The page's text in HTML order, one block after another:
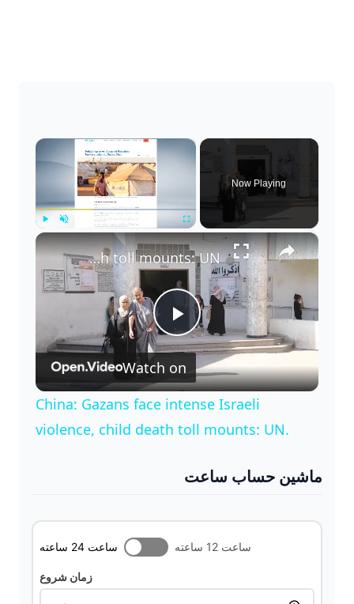
×
Now Playing
×
P
l
a
y
V
China: Gazans face intense Israeli violence, child death toll mounts: UN.
Watch on
China: Gazans face intense Israeli
violence, child death toll mounts: UN.
ماشین حساب ساعت
ساعت 24 ساعته ساعت 12 ساعته
زمان شروع